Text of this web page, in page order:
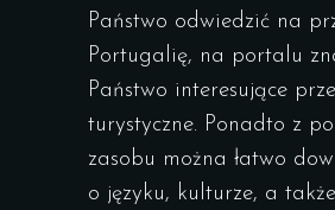
Państwo odwiedzić na
Portugalię, na portalu
Państwo interesujące
turystyczne. Ponadto z
zasobu można łatwo
o języku, kulturze, a